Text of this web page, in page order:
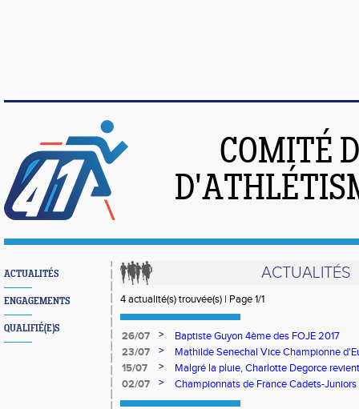
COMITÉ
ACTUALITÉS
ENGAGEMENTS
QUALIFIÉ(E)S
ACTUALITÉS
4 actualité(s) trouvée(s) | Page 1/1
26/07 >
Baptiste Guyon 4ème des FOJE 2017
23/07
>
Mathilde Senechal Vice Championne
15/07
>
Malgré la pluie, Charlotte Degorce
02/07
> Championnats de France Cadets-